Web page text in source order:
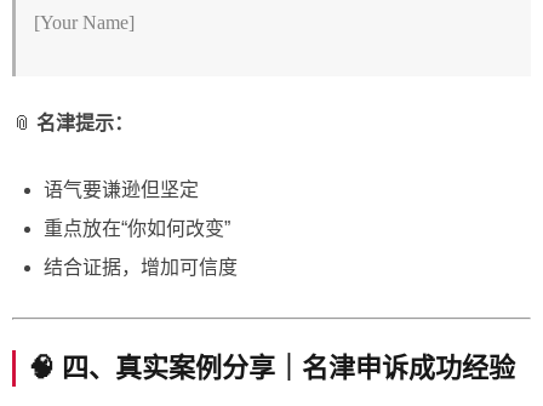
[Your Name]
📎 名津提示：
语气要谦逊但坚定
重点放在“你如何改变”
结合证据，增加可信度
🧠 四、真实案例分享｜名津申诉成功经验